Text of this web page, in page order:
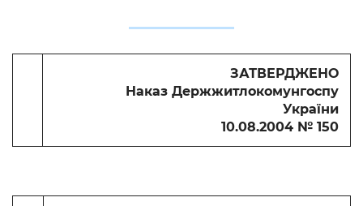
ЗАТВЕРДЖЕНО
Наказ Держжитлокомунгоспу
України
10.08.2004 № 150